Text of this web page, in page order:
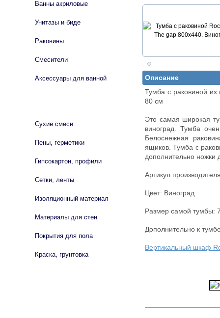
Описание
Тумба с раковиной из
80 см
Это самая широкая
виноград. Тумба
Белоснежная
ящиков. Тумба с
дополнительно ножки
Артикул
Цвет: Виноград
Размер самой тумбы:
Дополнительно к
Вертикальный шкаф
Ванны акриловые
Унитазы и биде
Раковины
Смесители
Аксессуары для ванной
Сухие смеси
Пены, герметики
Гипсокартон, профили
Сетки, ленты
Изоляционный материал
Материалы для стен
Покрытия для пола
Краска, грунтовка